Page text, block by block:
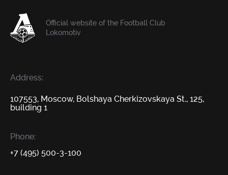
Official website of the Football Club
Lokomotiv
Address:
107553, Moscow, Bolshaya Cherkizovskaya St., 125,
building 1
Phone:
+7 (495) 500-3-100